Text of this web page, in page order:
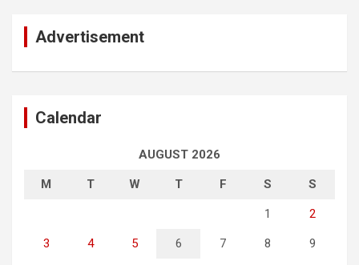
Advertisement
Calendar
AUGUST 2026
M T W T F S S
1 2
3 4 5 6 7 8 9